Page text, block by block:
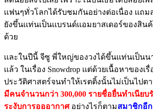
เเฟนๆทั่วโลกได้รับชมกันอย่างต่อเนื่อง เเถ
ยังขึ้นเเท่นเป็นเเบรนด์เเอมยาสเดอร์ของสิ
ด้วย
เเละในปีนี้ จีซู พี่ใหญ่ของวงได้ขึ้นเเท่นเป็นน
เเล้ว ในเรื่อง Snowdrop เเต่ด้วยเนื้อหาของเ
ประวัติศาสตร์จนทำให้เรตติ้งนั้นไม่เป็นไปตา
มีคนจำนวนกว่า 300,000 รายชื่อยื่นทำเนียบ
ระงับการอออากาศอย่างไรก็ตามสมาชิกอี